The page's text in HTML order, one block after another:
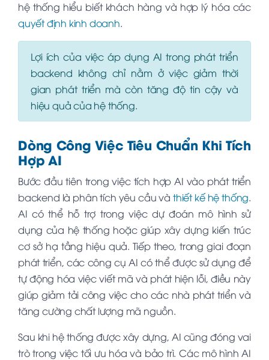
hệ thống hiểu biết khách hàng và hợp lý hóa các
quyết định kinh doanh.
Lợi ích của việc áp dụng AI trong phát triển
backend không chỉ nằm ở việc giảm thời
gian phát triển mà còn tăng độ tin cậy và
hiệu quả của hệ thống.
Dòng Công Việc Tiêu Chuẩn Khi Tích
Hợp AI
Bước đầu tiên trong việc tích hợp AI vào phát triển
backend là phân tích yêu cầu và thiết kế hệ thống.
AI có thể hỗ trợ trong việc dự đoán mô hình sử
dụng của hệ thống hoặc giúp xây dựng kiến trúc
cơ sở hạ tầng hiệu quả. Tiếp theo, trong giai đoạn
phát triển, các công cụ AI có thể được sử dụng để
tự động hóa việc viết mã và phát hiện lỗi, điều này
giúp giảm tải công việc cho các nhà phát triển và
tăng cường chất lượng mã nguồn.
Sau khi hệ thống được xây dựng, AI cũng đóng vai
trò trong việc tối ưu hóa và bảo trì. Các mô hình AI